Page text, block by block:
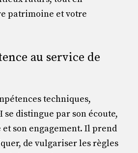
patrimoine et votre
au service de
techniques,
se distingue par son écoute,
son engagement. Il prend
de vulgariser les règles